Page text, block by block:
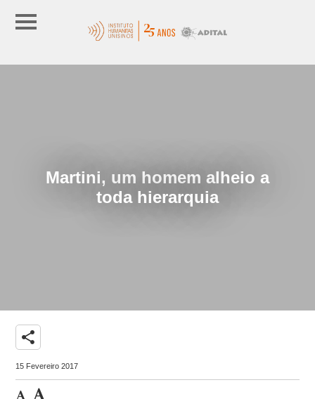
Martini, um homem alheio a
toda hierarquia
share
15 Fevereiro 2017